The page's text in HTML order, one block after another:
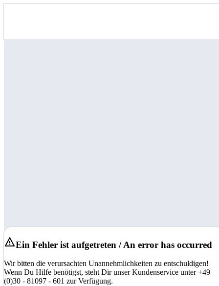
Ein Fehler ist aufgetreten / An error has occurred
Wir bitten die verursachten Unannehmlichkeiten zu entschuldigen!
Wenn Du Hilfe benötigst, steht Dir unser Kundenservice unter +49
(0)30 - 81097 - 601 zur Verfügung.